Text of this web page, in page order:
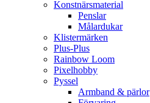
Konstnärsmaterial
Penslar
Målardukar
Klistermärken
Plus-Plus
Rainbow Loom
Pixelhobby
Pyssel
Armband & pärlor